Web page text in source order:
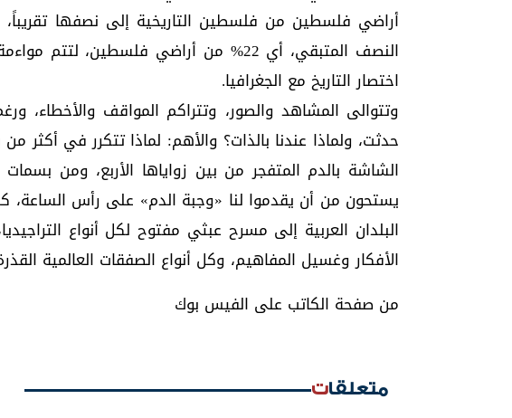
أراضي فلسطين من فلسطين التاريخية إلى نصفها
النصف المتبقي، أي 22% من أراضي فلسطين،
اختصار التاريخ مع الجغرافيا.
وتتوالى المشاهد والصور، وتتراكم المواقف والأخطاء،
حدثت، ولماذا عندنا بالذات؟ والأهم: لماذا تتكرر في أكثر
الشاشة بالدم المتفجر من بين زواياها الأربع، ومن بسمات
يستحون من أن يقدموا لنا «وجبة الدم» على رأس
البلدان العربية إلى مسرح عبثي مفتوح لكل أنواع
الأفكار وغسيل المفاهيم، وكل أنواع الصفقات العالمية
من صفحة الكاتب على الفيس بوك
متعلقات